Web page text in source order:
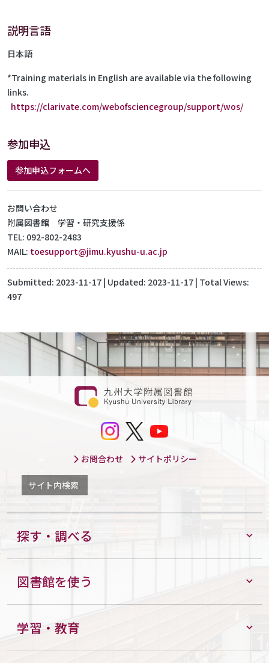
説明言語
日本語
*Training materials in English are available via the following
links.
https://clarivate.com/webofsciencegroup/support/wos/
参加申込
参加申込フォームへ
お問い合わせ
附属図書館 学習・研究支援係
TEL: 092-802-2483
MAIL: toesupport@jimu.kyushu-u.ac.jp
Submitted: 2023-11-17 | Updated: 2023-11-17 | Total Views:
497
お問合わせ サイトポリシー
サイト内検索
探す・調べる
図書館を使う
学習・教育